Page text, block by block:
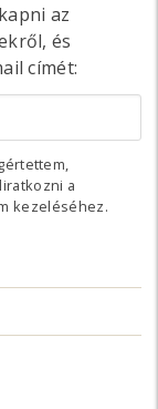
az
és
címét:
a
kezeléséhez.